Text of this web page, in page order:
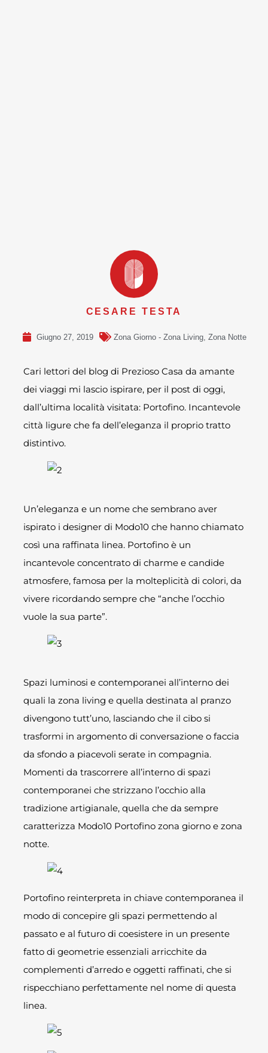
CESARE TESTA
Giugno 27, 2019 Zona Giorno - Zona Living, Zona Notte
Cari lettori del blog di Prezioso Casa da amante
dei viaggi mi lascio ispirare, per il post di oggi,
dall’ultima località visitata: Portofino. Incantevole
città ligure che fa dell’eleganza il proprio tratto
distintivo.
Un’eleganza e un nome che sembrano aver
ispirato i designer di Modo10 che hanno chiamato
così una raffinata linea. Portofino è un
incantevole concentrato di charme e candide
atmosfere, famosa per la molteplicità di colori, da
vivere ricordando sempre che “anche l’occhio
vuole la sua parte”.
Spazi luminosi e contemporanei all’interno dei
quali la zona living e quella destinata al pranzo
divengono tutt’uno, lasciando che il cibo si
trasformi in argomento di conversazione o faccia
da sfondo a piacevoli serate in compagnia.
Momenti da trascorrere all’interno di spazi
contemporanei che strizzano l’occhio alla
tradizione artigianale, quella che da sempre
caratterizza Modo10 Portofino zona giorno e zona
notte.
Portofino reinterpreta in chiave contemporanea il
modo di concepire gli spazi permettendo al
passato e al futuro di coesistere in un presente
fatto di geometrie essenziali arricchite da
complementi d’arredo e oggetti raffinati, che si
rispecchiano perfettamente nel nome di questa
linea.